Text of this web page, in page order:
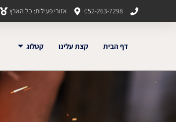
052-263-7298 אזורי פעילות: כל הארץ
דף הבית קצת עלינו קטלוג